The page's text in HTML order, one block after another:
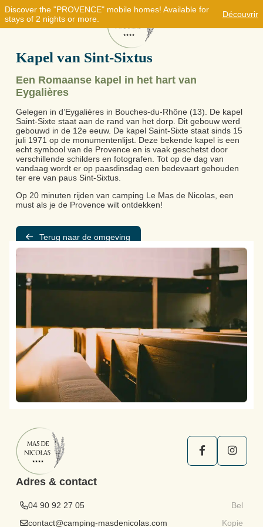
Discover the "PROVENCE" mobile homes! Available for
stays of 2 nights or more.
Découvrir
Kapel van Sint-Sixtus
Een Romaanse kapel in het hart van
Eygalières
Gelegen in d’Eygalières in Bouches-du-Rhône (13). De kapel
Saint-Sixte staat aan de rand van het dorp. Dit gebouw werd
gebouwd in de 12e eeuw. De kapel Saint-Sixte staat sinds 15
juli 1971 op de monumentenlijst. Deze bekende kapel is een
echt symbool van de Provence en is vaak geschetst door
verschillende schilders en fotografen. Tot op de dag van
vandaag wordt er op paasdinsdag een bedevaart gehouden
ter ere van paus Sint-Sixtus.
Op 20 minuten rijden van camping Le Mas de Nicolas, een
must als je de Provence wilt ontdekken!
Terug naar de omgeving
Adres & contact
04 90 92 27 05
Bel
contact@camping-masdenicolas.com
Kopie